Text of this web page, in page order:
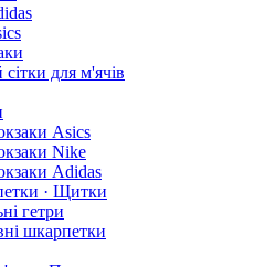
для м'ячів
Asics
Nike
Adidas
· Щитки
гетри
шкарпетки